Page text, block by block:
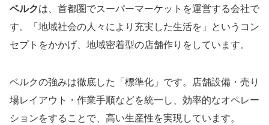
ベルクは、首都圏でスーパーマーケットを運営する会社で
す。「地域社会の人々により充実した生活を」というコン
セプトをかかげ、地域密着型の店舗作りをしています。
ベルクの強みは徹底した「標準化」です。店舗設備・売り
場レイアウト・作業手順などを統一し、効率的なオペレー
ションをすることで、高い生産性を実現しています。